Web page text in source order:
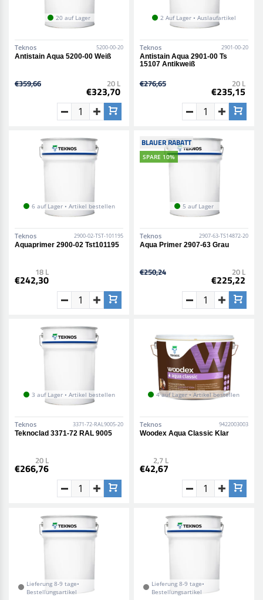
20 auf Lager
Teknos 5200-00-20
Antistain Aqua 5200-00 Weiß
€359,66 20 L
€323,70
2 Auf Lager • Auslaufartikel
Teknos 2901-00-20
Antistain Aqua 2901-00 Ts
15107 Antikweiß
€276,65 20 L
€235,15
6 auf Lager • Artikel bestellen
Teknos 2900-02-TST-101195
Aquaprimer 2900-02 Tst101195
18 L
€242,30
BLAUER RABATT
SPARE 10%
5 auf Lager
Teknos 2907-63-TS14872-20
Aqua Primer 2907-63 Grau
€250,24 20 L
€225,22
3 auf Lager • Artikel bestellen
Teknos 3371-72-RAL9005-20
Teknoclad 3371-72 RAL 9005
20 L
€266,76
4 auf Lager • Artikel bestellen
Teknos 9422003003
Woodex Aqua Classic Klar
2,7 L
€42,67
Lieferung 8-9 tage•
Bestellungsartikel
Lieferung 8-9 tage•
Bestellungsartikel